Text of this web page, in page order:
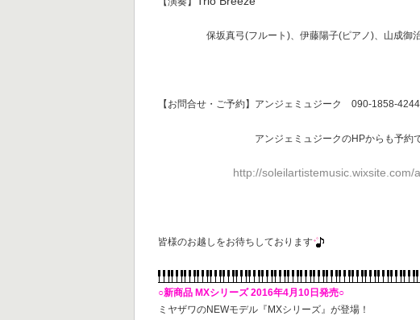
保坂真弓(フルート)、伊藤陽子(ピアノ)、山成御治
【お問合せ・ご予約】アンジェミュジーク 090-1858-
アンジェミュジークのHPからも予約
http://soleilartistemusic.wixsite.com/
皆様のお越しをお待ちしております
○新商品 MXシリーズ 2016年4月10日発売○
ミヤザワのNEWモデル『MXシリーズ』が登場！